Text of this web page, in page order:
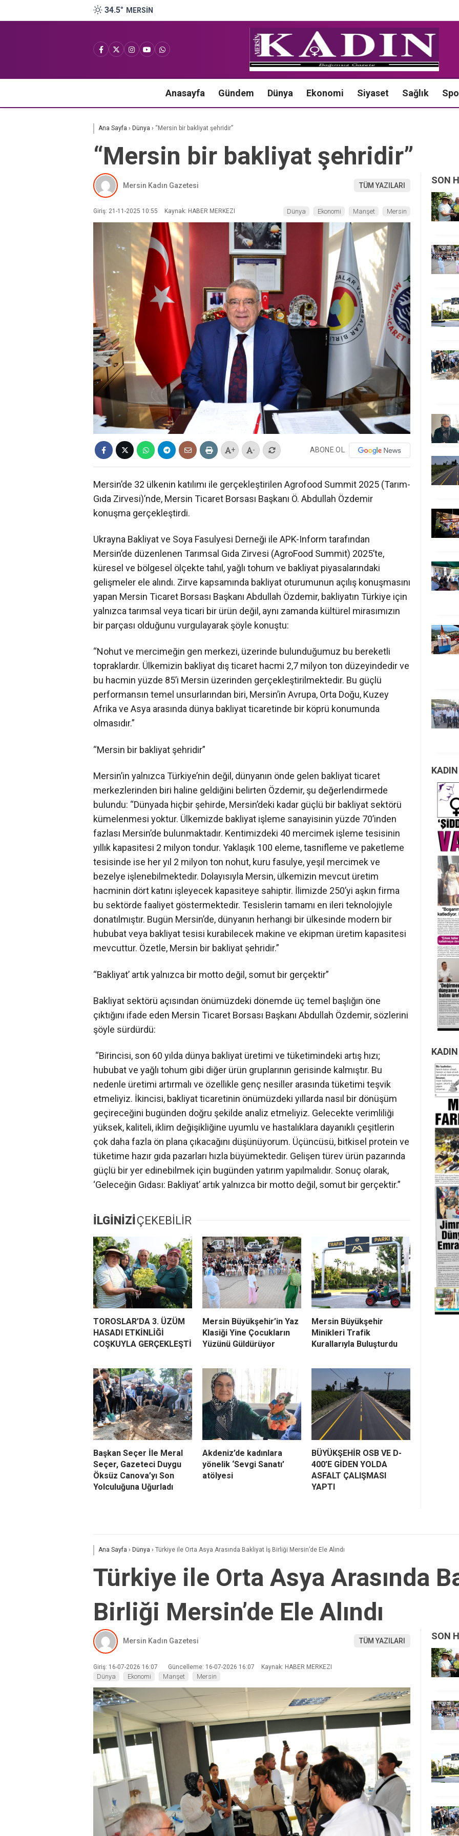
34.5° MERSIN
Anasayfa Gündem Dünya Ekonomi Siyaset Sağlık
Ana Sayfa › Dünya › “Mersin bir bakliyat şehridir”
“Mersin bir bakliyat şehridir”
Mersin Kadın Gazetesi TÜM YAZILARI
Giriş: 21-11-2025 10:55 Kaynak: HABER MERKEZI Dünya Ekonomi Manşet Mersin
+ - ABONE OL
Mersin’de 32 ülkenin katılımı ile gerçekleştirilen Agrofood Summit 2025 (Tarım-
Gıda Zirvesi)’nde, Mersin Ticaret Borsası Başkanı Ö. Abdullah Özdemir
konuşma gerçekleştirdi.
Ukrayna Bakliyat ve Soya Fasulyesi Derneği ile APK-Inform tarafından
Mersin’de düzenlenen Tarımsal Gıda Zirvesi (AgroFood Summit) 2025’te,
küresel ve bölgesel ölçekte tahıl, yağlı tohum ve bakliyat piyasalarındaki
gelişmeler ele alındı. Zirve kapsamında bakliyat oturumunun açılış konuşmasını
yapan Mersin Ticaret Borsası Başkanı Abdullah Özdemir, bakliyatın Türkiye için
yalnızca tarımsal veya ticari bir ürün değil, aynı zamanda kültürel mirasımızın
bir parçası olduğunu vurgulayarak şöyle konuştu:
“Nohut ve mercimeğin gen merkezi, üzerinde bulunduğumuz bu bereketli
topraklardır. Ülkemizin bakliyat dış ticaret hacmi 2,7 milyon ton düzeyindedir ve
bu hacmin yüzde 85’i Mersin üzerinden gerçekleştirilmektedir. Bu güçlü
performansın temel unsurlarından biri, Mersin’in Avrupa, Orta Doğu, Kuzey
Afrika ve Asya arasında dünya bakliyat ticaretinde bir köprü konumunda
olmasıdır.”
“Mersin bir bakliyat şehridir”
Mersin’in yalnızca Türkiye’nin değil, dünyanın önde gelen bakliyat ticaret
merkezlerinden biri haline geldiğini belirten Özdemir, şu değerlendirmede
bulundu: “Dünyada hiçbir şehirde, Mersin’deki kadar güçlü bir bakliyat sektörü
kümelenmesi yoktur. Ülkemizde bakliyat işleme sanayisinin yüzde 70’inden
fazlası Mersin’de bulunmaktadır. Kentimizdeki 40 mercimek işleme tesisinin
yıllık kapasitesi 2 milyon tondur. Yaklaşık 100 eleme, tasnifleme ve paketleme
tesisinde ise her yıl 2 milyon ton nohut, kuru fasulye, yeşil mercimek ve
bezelye işlenebilmektedir. Dolayısıyla Mersin, ülkemizin mevcut üretim
hacminin dört katını işleyecek kapasiteye sahiptir. İlimizde 250’yi aşkın firma
bu sektörde faaliyet göstermektedir. Tesislerin tamamı en ileri teknolojiyle
donatılmıştır. Bugün Mersin’de, dünyanın herhangi bir ülkesinde modern bir
hububat veya bakliyat tesisi kurabilecek makine ve ekipman üretim kapasitesi
mevcuttur. Özetle, Mersin bir bakliyat şehridir.”
“Bakliyat’ artık yalnızca bir motto değil, somut bir gerçektir”
Bakliyat sektörü açısından önümüzdeki dönemde üç temel başlığın öne
çıktığını ifade eden Mersin Ticaret Borsası Başkanı Abdullah Özdemir, sözlerini
şöyle sürdürdü:
“Birincisi, son 60 yılda dünya bakliyat üretimi ve tüketimindeki artış hızı;
hububat ve yağlı tohum gibi diğer ürün gruplarının gerisinde kalmıştır. Bu
nedenle üretimi artırmalı ve özellikle genç nesiller arasında tüketimi teşvik
etmeliyiz. İkincisi, bakliyat ticaretinin önümüzdeki yıllarda nasıl bir dönüşüm
geçireceğini bugünden doğru şekilde analiz etmeliyiz. Gelecekte verimliliği
yüksek, kaliteli, iklim değişikliğine uyumlu ve hastalıklara dayanıklı çeşitlerin
çok daha fazla ön plana çıkacağını düşünüyorum. Üçüncüsü, bitkisel protein ve
tüketime hazır gıda pazarları hızla büyümektedir. Gelişen türev ürün pazarında
güçlü bir yer edinebilmek için bugünden yatırım yapılmalıdır. Sonuç olarak,
‘Geleceğin Gıdası: Bakliyat’ artık yalnızca bir motto değil, somut bir gerçektir.”
İLGİNİZİÇEKEBİLİR
TOROSLAR’DA 3. ÜZÜM
HASADI ETKİNLİĞİ
COŞKUYLA GERÇEKLEŞTİ
Mersin Büyükşehir’in Yaz
Klasiği Yine Çocukların
Yüzünü Güldürüyor
Mersin Büyükşehir
Minikleri Trafik
Kurallarıyla Buluşturdu
Başkan Seçer İle Meral
Seçer, Gazeteci Duygu
Öksüz Canova’yı Son
Yolculuğuna Uğurladı
Akdeniz’de kadınlara
yönelik ‘Sevgi Sanatı’
atölyesi
BÜYÜKŞEHİR OSB VE D-
400’E GİDEN YOLDA
ASFALT ÇALIŞMASI
YAPTI
SON
KADIN
Ana Sayfa › Dünya › Türkiye ile Orta Asya Arasında Bakliyat İş Birliği Mersin’de Ele Alındı
Türkiye ile Orta Asya Arasında
Birliği Mersin’de Ele Alındı
Mersin Kadın Gazetesi TÜM YAZILARI
Giriş: 16-07-2026 16:07 Güncelleme: 16-07-2026 16:07 Kaynak: HABER MERKEZI
Dünya Ekonomi Manşet Mersin
SON